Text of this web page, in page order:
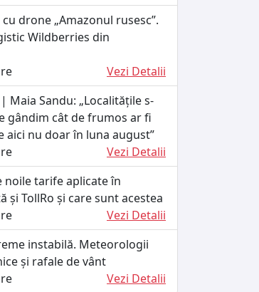
drone „Amazonul rusesc”.
Wildberries din
Vezi Detalii
Maia Sandu: „Localitățile s-
gândim cât de frumos ar fi
aici nu doar în luna august”
Vezi Detalii
noile tarife aplicate în
și TollRo și care sunt acestea
Vezi Detalii
instabilă. Meteorologii
și rafale de vânt
Vezi Detalii